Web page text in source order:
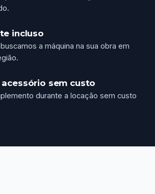
incluso
a máquina na sua obra em
sem custo
durante a locação sem custo